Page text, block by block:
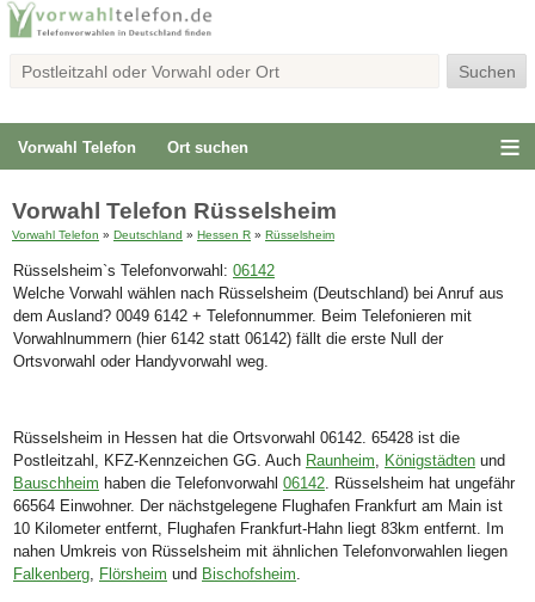
Vorwahl Telefon Ort suchen
Vorwahl Telefon Rüsselsheim
Vorwahl Telefon » Deutschland » Hessen R » Rüsselsheim
Rüsselsheim`s Telefonvorwahl: 06142
Welche Vorwahl wählen nach Rüsselsheim (Deutschland) bei Anruf aus
dem Ausland? 0049 6142 + Telefonnummer. Beim Telefonieren mit
Vorwahlnummern (hier 6142 statt 06142) fällt die erste Null der
Ortsvorwahl oder Handyvorwahl weg.
Rüsselsheim in Hessen hat die Ortsvorwahl 06142. 65428 ist die
Postleitzahl, KFZ-Kennzeichen GG. Auch Raunheim, Königstädten und
Bauschheim haben die Telefonvorwahl 06142. Rüsselsheim hat ungefähr
66564 Einwohner. Der nächstgelegene Flughafen Frankfurt am Main ist
10 Kilometer entfernt, Flughafen Frankfurt-Hahn liegt 83km entfernt. Im
nahen Umkreis von Rüsselsheim mit ähnlichen Telefonvorwahlen liegen
Falkenberg, Flörsheim und Bischofsheim.